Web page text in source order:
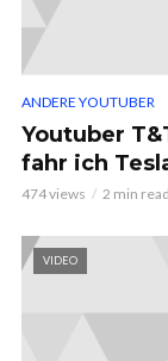
ANDERE YOUTUBER
Youtuber
fahr ich
474 views 2 min read
VIDEO